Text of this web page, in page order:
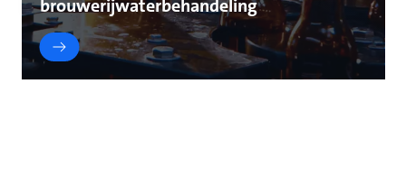
brouwerijwaterbehandeling